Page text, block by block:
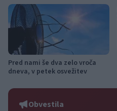
Pred nami še dva zelo vroča
dneva, v petek osvežitev
Obvestila